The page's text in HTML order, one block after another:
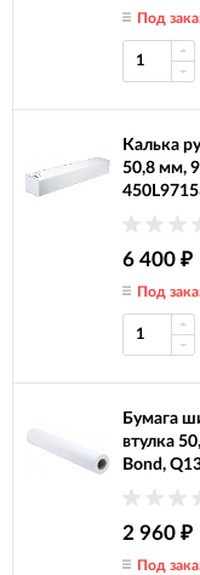
Под
Калька
50,8 мм,
6 400 ₽
Под
Бумага
втулка
Bond,
2 960 ₽
Под